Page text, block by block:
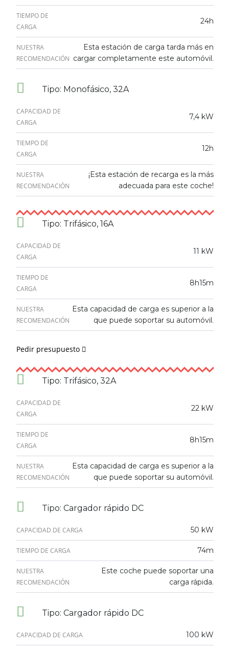
TIEMPO DE
CARGA
24h
NUESTRA
RECOMENDACIÓN
Esta estación de carga tarda más en
cargar completamente este automóvil.
Tipo: Monofásico, 32A
CAPACIDAD DE
CARGA
7,4 kW
TIEMPO DE
CARGA
12h
NUESTRA
RECOMENDACIÓN
¡Esta estación de recarga es la más
adecuada para este coche!
Tipo: Trifásico, 16A
CAPACIDAD DE
CARGA
11 kW
TIEMPO DE
CARGA
8h15m
NUESTRA
RECOMENDACIÓN
Esta capacidad de carga es superior a la
que puede soportar su automóvil.
Pedir presupuesto
Tipo: Trifásico, 32A
CAPACIDAD DE
CARGA
22 kW
TIEMPO DE
CARGA
8h15m
NUESTRA
RECOMENDACIÓN
Esta capacidad de carga es superior a la
que puede soportar su automóvil.
Tipo: Cargador rápido DC
CAPACIDAD DE CARGA 50 kW
TIEMPO DE CARGA 74m
NUESTRA
RECOMENDACIÓN
Este coche puede soportar una
carga rápida.
Tipo: Cargador rápido DC
CAPACIDAD DE CARGA 100 kW